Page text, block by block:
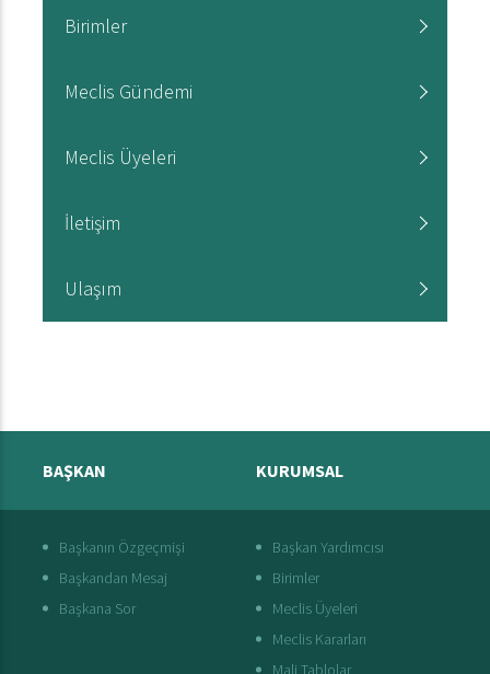
Birimler
Meclis Gündemi
Meclis Üyeleri
İletişim
Ulaşım
BAŞKAN
Başkanın Özgeçmişi
Başkandan Mesaj
Başkana Sor
KURUMSAL
Başkan Yardımcısı
Birimler
Meclis Üyeleri
Meclis Kararları
Mali Tablolar